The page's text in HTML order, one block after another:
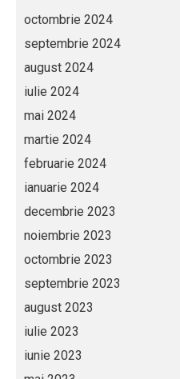
octombrie 2024
septembrie 2024
august 2024
iulie 2024
mai 2024
martie 2024
februarie 2024
ianuarie 2024
decembrie 2023
noiembrie 2023
octombrie 2023
septembrie 2023
august 2023
iulie 2023
iunie 2023